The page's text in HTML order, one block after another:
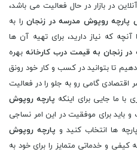
در بازار در حال فعالیت می باشد،
روپوش مدرسه در زنجان را به
که نیاز دارید، برای تهیه آن ها
زنجان به قیمت درب کارخانه بهره
تا بتوانید در کسب و کار خود رونق
اقتصادی گامی رو به جلو را در فعالیت
ما جایی برای اینکه پارچه روپوش
باید برای موفقیت در این امر نساجی
ها انتخاب کنید و پارچه روپوش
کیفی و خدماتی متمایز را برای خود به